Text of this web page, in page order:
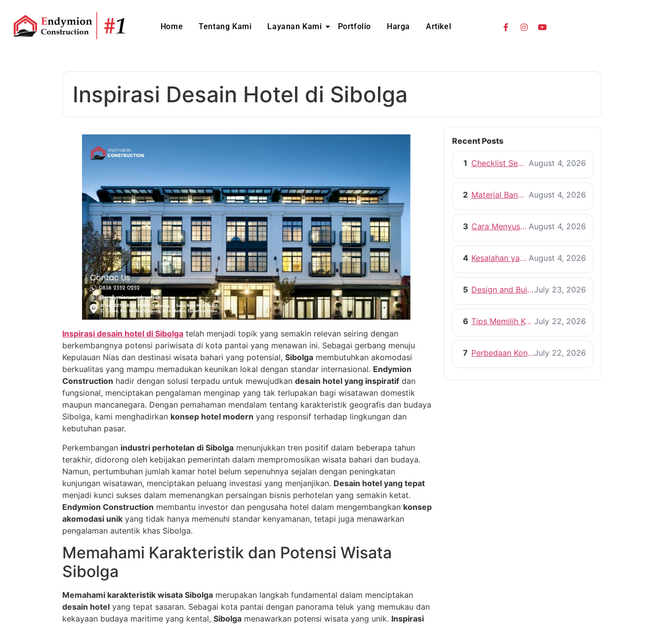
Home Tentang Kami Layanan Kami Portfolio Harga Artikel
Inspirasi Desain Hotel di Sibolga
Inspirasi desain hotel di Sibolga telah menjadi topik yang semakin relevan seiring dengan
berkembangnya potensi pariwisata di kota pantai yang menawan ini. Sebagai gerbang menuju
Kepulauan Nias dan destinasi wisata bahari yang potensial, Sibolga membutuhkan akomodasi
berkualitas yang mampu memadukan keunikan lokal dengan standar internasional. Endymion
Construction hadir dengan solusi terpadu untuk mewujudkan desain hotel yang inspiratif dan
fungsional, menciptakan pengalaman menginap yang tak terlupakan bagi wisatawan domestik
maupun mancanegara. Dengan pemahaman mendalam tentang karakteristik geografis dan budaya
Sibolga, kami menghadirkan konsep hotel modern yang responsif terhadap lingkungan dan
kebutuhan pasar.
Perkembangan industri perhotelan di Sibolga menunjukkan tren positif dalam beberapa tahun
terakhir, didorong oleh kebijakan pemerintah dalam mempromosikan wisata bahari dan budaya.
Namun, pertumbuhan jumlah kamar hotel belum sepenuhnya sejalan dengan peningkatan
kunjungan wisatawan, menciptakan peluang investasi yang menjanjikan. Desain hotel yang tepat
menjadi kunci sukses dalam memenangkan persaingan bisnis perhotelan yang semakin ketat.
Endymion Construction membantu investor dan pengusaha hotel dalam mengembangkan konsep
akomodasi unik yang tidak hanya memenuhi standar kenyamanan, tetapi juga menawarkan
pengalaman autentik khas Sibolga.
Memahami Karakteristik dan Potensi Wisata
Sibolga
Memahami karakteristik wisata Sibolga merupakan langkah fundamental dalam menciptakan
desain hotel yang tepat sasaran. Sebagai kota pantai dengan panorama teluk yang memukau dan
kekayaan budaya maritime yang kental, Sibolga menawarkan potensi wisata yang unik. Inspirasi
Recent Posts
1 Checklist Sebelum Memulai Proyek Pembangunan Rumah August 4, 2026
2 Material Bangunan Berkualitas untuk Rumah yang Tahan Lama August 4, 2026
3 Cara Menyusun RAB Bangun Rumah yang Efisien August 4, 2026
4 Kesalahan yang Harus Dihindari Saat Membangun Rumah August 4, 2026
5 Design and Build vs Kontraktor KonvensionalJuly 23, 2026
6 Tips Memilih Kontraktor Rumah yang Profesional July 22, 2026
7 Perbedaan Kontraktor dan Pemborong, Mana yang Lebih Tepat?July 22, 2026